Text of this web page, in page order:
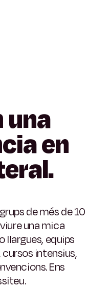
una
en
de més de 10
una mica
llargues, equips
intensius,
Ens